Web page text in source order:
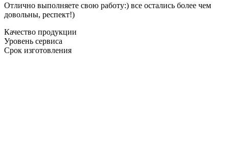
Отлично выполняете свою работу:) все остались более чем
довольны, респект!)
Качество продукции
Уровень сервиса
Срок изготовления